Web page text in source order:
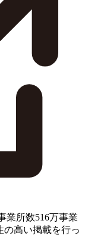
業所数516万事業
の高い掲載を行っ